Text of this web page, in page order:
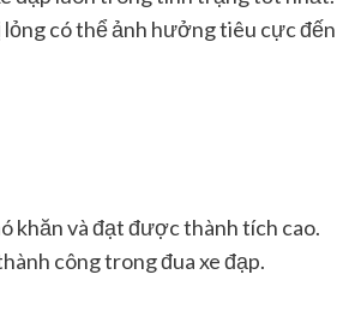
lỏng có thể ảnh hưởng tiêu cực đến
khăn và đạt được thành tích cao.
công trong đua xe đạp.